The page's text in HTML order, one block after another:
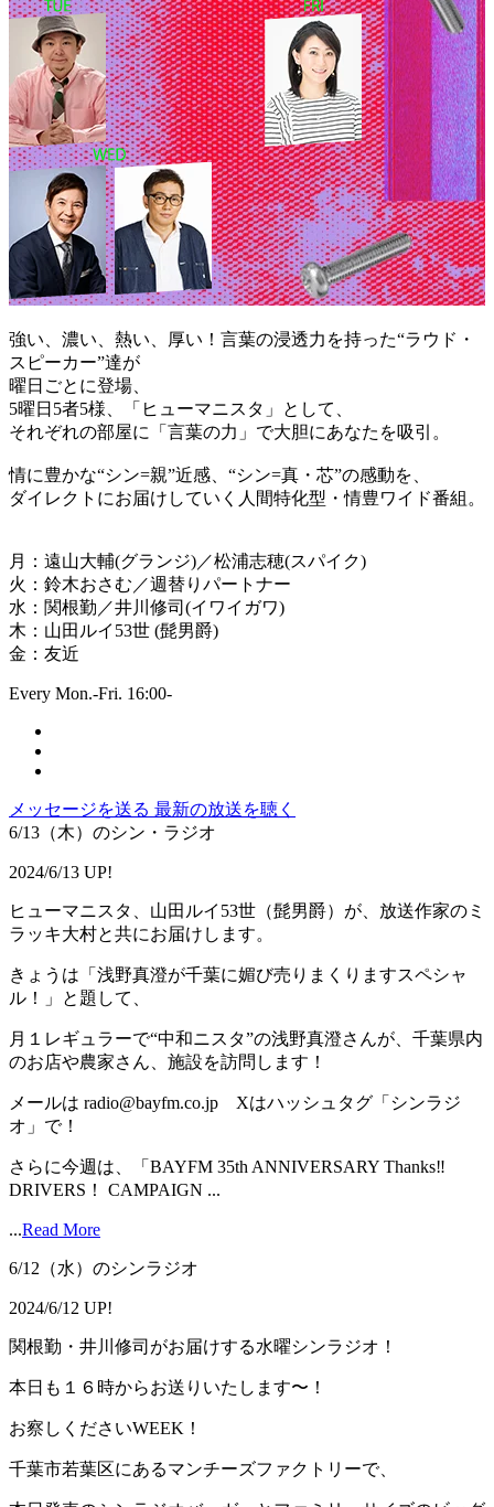
強い、濃い、熱い、厚い！言葉の浸透力を持った“ラウド・
スピーカー”達が
曜日ごとに登場、
5曜日5者5様、「ヒューマニスタ」として、
それぞれの部屋に「言葉の力」で大胆にあなたを吸引。
情に豊かな“シン=親”近感、“シン=真・芯”の感動を、
ダイレクトにお届けしていく人間特化型・情豊ワイド番組。
月：遠山大輔(グランジ)／松浦志穂(スパイク)
火：鈴木おさむ／週替りパートナー
水：関根勤／井川修司(イワイガワ)
木：山田ルイ53世 (髭男爵)
金：友近
Every Mon.-Fri. 16:00-
メッセージを送る 最新の放送を聴く
6/13（木）のシン・ラジオ
2024/6/13 UP!
ヒューマニスタ、山田ルイ53世（髭男爵）が、放送作家のミ
ラッキ大村と共にお届けします。
きょうは「浅野真澄が千葉に媚び売りまくりますスペシャ
ル！」と題して、
月１レギュラーで“中和ニスタ”の浅野真澄さんが、千葉県内
のお店や農家さん、施設を訪問します！
メールは radio@bayfm.co.jp Xはハッシュタグ「シンラジ
オ」で！
さらに今週は、「BAYFM 35th ANNIVERSARY Thanks‼
DRIVERS！ CAMPAIGN ...
...Read More
6/12（水）のシンラジオ
2024/6/12 UP!
関根勤・井川修司がお届けする水曜シンラジオ！
本日も１６時からお送りいたします〜！
お察しくださいWEEK！
千葉市若葉区にあるマンチーズファクトリーで、